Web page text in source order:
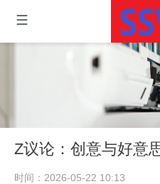
Z议论：创意与好意
时间：2026-05-22 10:13